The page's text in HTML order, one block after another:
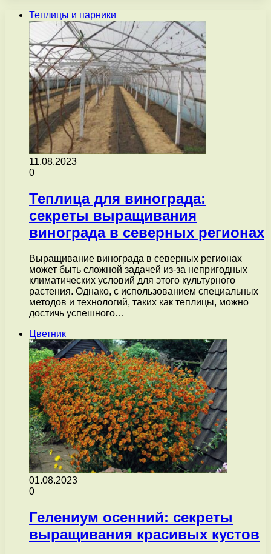
Теплицы и парники
11.08.2023
0
Теплица для винограда:
секреты выращивания
винограда в северных регионах
Выращивание винограда в северных регионах
может быть сложной задачей из-за непригодных
климатических условий для этого культурного
растения. Однако, с использованием специальных
методов и технологий, таких как теплицы, можно
достичь успешного…
Цветник
01.08.2023
0
Гелениум осенний: секреты
выращивания красивых кустов